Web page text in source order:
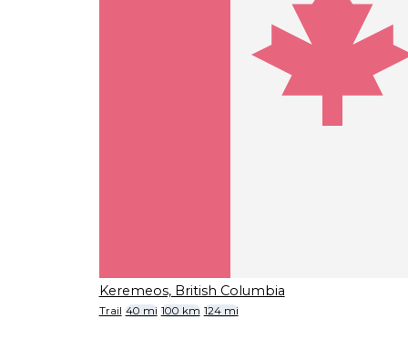
Keremeos, British Columbia
Trail 40 mi 100 km 124 mi